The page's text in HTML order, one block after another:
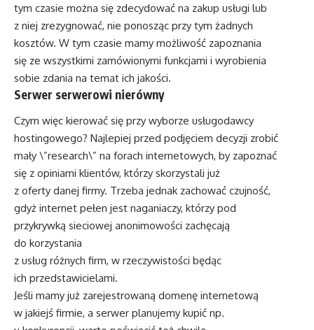
tym czasie można się zdecydować na zakup usługi lub
z niej zrezygnować, nie ponosząc przy tym żadnych
kosztów. W tym czasie mamy możliwość zapoznania
się ze wszystkimi zamówionymi funkcjami i wyrobienia
sobie zdania na temat ich jakości.
Serwer serwerowi nierówny
Czym więc kierować się przy wyborze usługodawcy
hostingowego? Najlepiej przed podjęciem decyzji zrobić
mały \”research\” na forach internetowych, by zapoznać
się z opiniami klientów, którzy skorzystali już
z oferty danej firmy. Trzeba jednak zachować czujność,
gdyż internet pełen jest naganiaczy, którzy pod
przykrywką sieciowej anonimowości zachęcają
do korzystania
z usług różnych firm, w rzeczywistości będąc
ich przedstawicielami.
Jeśli mamy już zarejestrowaną domenę internetową
w jakiejś firmie, a serwer planujemy kupić np.